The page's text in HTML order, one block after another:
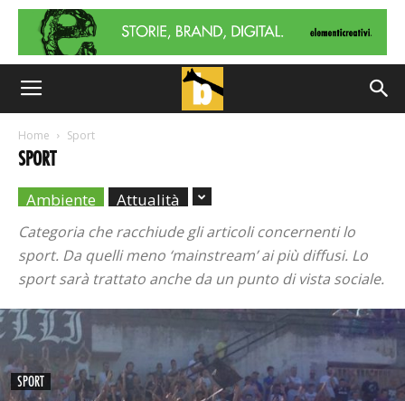
Home Sport
SPORT
Ambiente Attualità
Categoria che racchiude gli articoli concernenti lo
sport. Da quelli meno ‘mainstream’ ai più diffusi. Lo
sport sarà trattato anche da un punto di vista sociale.
SPORT